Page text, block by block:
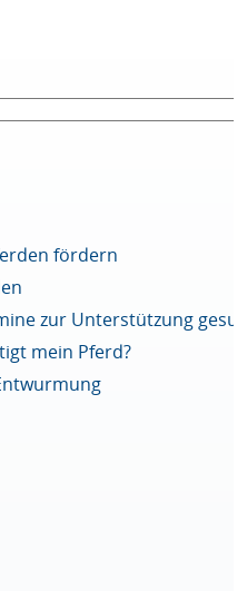
fördern
zur Unterstützung
mein Pferd?